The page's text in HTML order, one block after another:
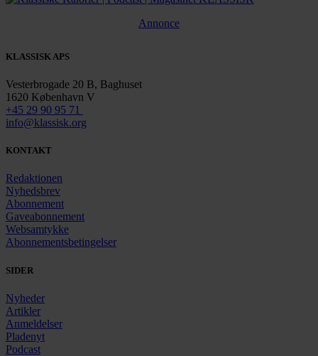
Annonce
KLASSISK APS
Vesterbrogade 20 B, Baghuset
1620 København V
+45 29 90 95 71
info@klassisk.org
KONTAKT
Redaktionen
Nyhedsbrev
Abonnement
Gaveabonnement
Websamtykke
Abonnementsbetingelser
SIDER
Nyheder
Artikler
Anmeldelser
Pladenyt
Podcast